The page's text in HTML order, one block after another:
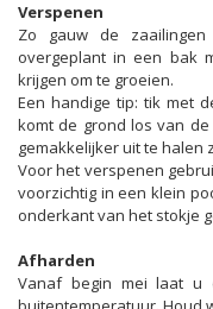
Verspenen
Zo gauw de
overgeplant in een bak
krijgen om te groeien.
Een handige tip: tik met
komt de grond los van
gemakkelijker uit te halen
Voor het verspenen
voorzichtig in een klein
onderkant van het stokje
Afharden
Vanaf begin mei laat u